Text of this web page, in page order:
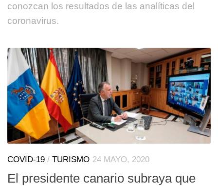
conozcan los resultados de las analíticas del
coronavirus.
COVID-19 / TURISMO 24 MAYO, 2020
El presidente canario subraya que